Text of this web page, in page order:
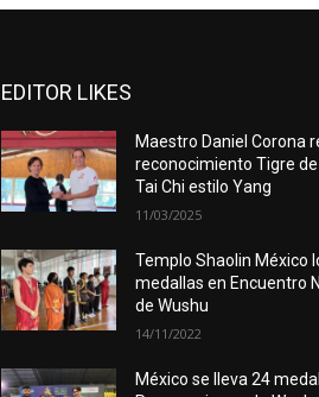
EDITOR LIKES
Maestro Daniel Corona
reconocimiento Tigre
Tai Chi estilo Yang
11/03/2025
Templo Shaolin México
medallas en Encuentro
de Wushu
14/11/2022
México se lleva 24